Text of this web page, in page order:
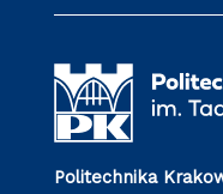
Politechnika